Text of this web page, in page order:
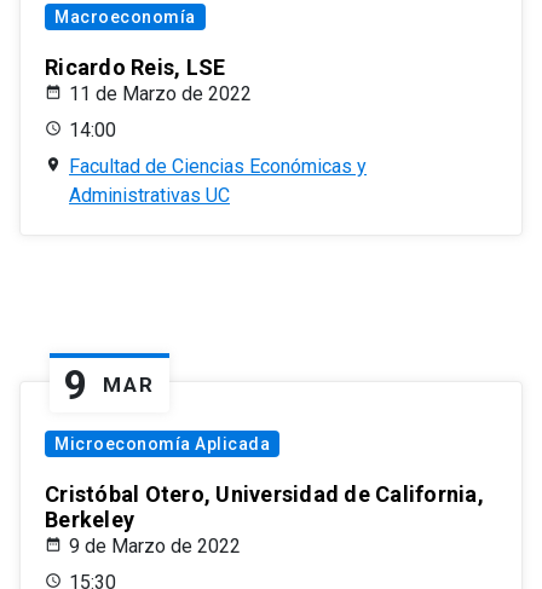
Macroeconomía
Ricardo Reis, LSE
11 de Marzo de 2022
14:00
Facultad de Ciencias Económicas y
Administrativas UC
9 MAR
Microeconomía Aplicada
Cristóbal Otero, Universidad de California,
Berkeley
9 de Marzo de 2022
15:30